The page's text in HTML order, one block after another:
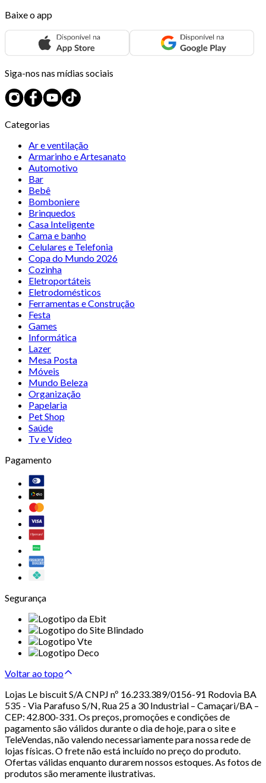
Baixe o app
Siga-nos nas mídias sociais
Categorias
Ar e ventilação
Armarinho e Artesanato
Automotivo
Bar
Bebê
Bomboniere
Brinquedos
Casa Inteligente
Cama e banho
Celulares e Telefonia
Copa do Mundo 2026
Cozinha
Eletroportáteis
Eletrodomésticos
Ferramentas e Construção
Festa
Games
Informática
Lazer
Mesa Posta
Móveis
Mundo Beleza
Organização
Papelaria
Pet Shop
Saúde
Tv e Vídeo
Pagamento
Segurança
Voltar ao topo
Lojas Le biscuit S/A CNPJ nº 16.233.389/0156-91 Rodovia BA
535 - Via Parafuso S/N, Rua 25 a 30 Industrial – Camaçari/BA –
CEP: 42.800-331. Os preços, promoções e condições de
pagamento são válidos durante o dia de hoje, para o site e
TeleVendas, não valendo necessariamente para nossa rede de
lojas físicas. O frete não está incluído no preço do produto.
Ofertas válidas enquanto durarem nossos estoques. As fotos de
produtos são meramente ilustrativas.